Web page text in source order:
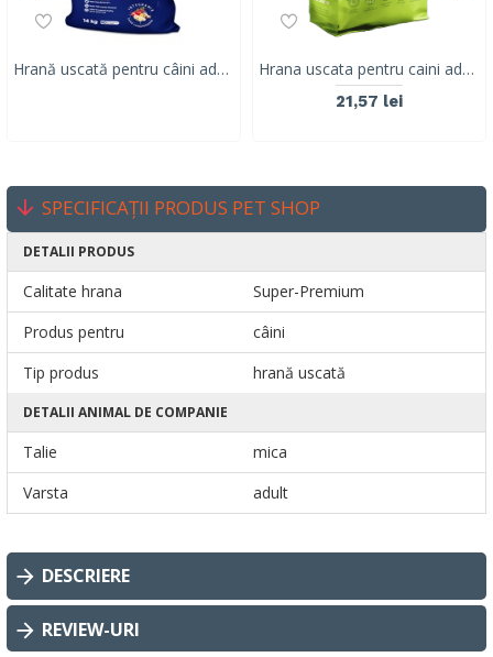
Hrană uscată pentru câini adulți activi, Club 4 Paws PREMIUM, găină, 14 kg Hrana uscata pentru caini adulti CHARLI, carne mix, 2.5KG
21,57 lei
SPECIFICAȚII PRODUS PET SHOP
DETALII PRODUS
Calitate hrana
Super-Premium
Produs pentru
câini
Tip produs
hrană uscată
DETALII ANIMAL DE COMPANIE
Talie
mica
Varsta
adult
DESCRIERE
REVIEW-URI